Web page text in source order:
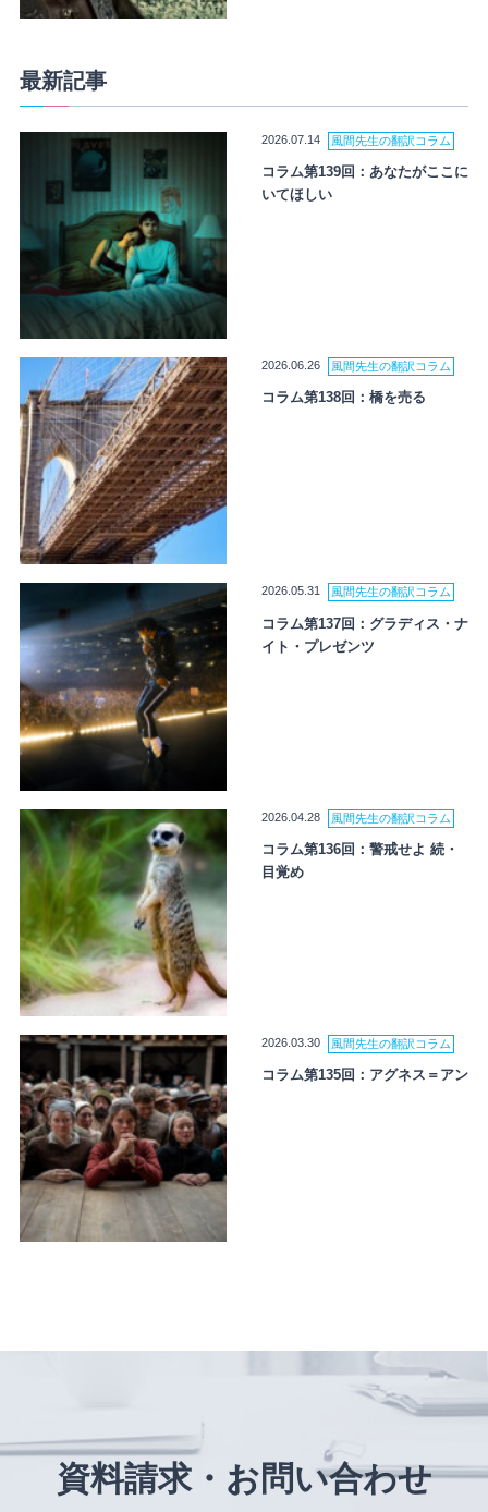
最新記事
2026.07.14 風間先生の翻訳コラム
コラム第139回：あなたがここに
いてほしい
2026.06.26 風間先生の翻訳コラム
コラム第138回：橋を売る
2026.05.31 風間先生の翻訳コラム
コラム第137回：グラディス・ナ
イト・プレゼンツ
2026.04.28 風間先生の翻訳コラム
コラム第136回：警戒せよ 続・
目覚め
2026.03.30 風間先生の翻訳コラム
コラム第135回：アグネス＝アン
資料請求・お問い合わせ